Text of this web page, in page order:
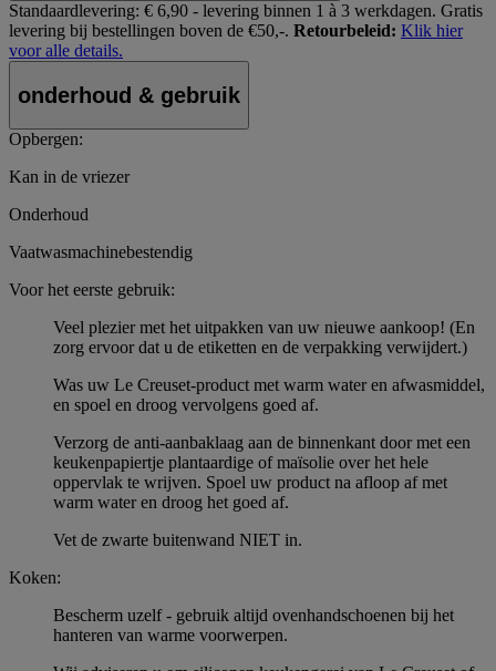
Standaardlevering: € 6,90 - levering binnen 1 à 3 werkdagen. Gratis
levering bij bestellingen boven de €50,-. Retourbeleid: Klik hier
voor alle details.
onderhoud & gebruik
Opbergen:
Kan in de vriezer
Onderhoud
Vaatwasmachinebestendig
Voor het eerste gebruik:
Veel plezier met het uitpakken van uw nieuwe aankoop! (En
zorg ervoor dat u de etiketten en de verpakking verwijdert.)
Was uw Le Creuset-product met warm water en afwasmiddel,
en spoel en droog vervolgens goed af.
Verzorg de anti-aanbaklaag aan de binnenkant door met een
keukenpapiertje plantaardige of maïsolie over het hele
oppervlak te wrijven. Spoel uw product na afloop af met
warm water en droog het goed af.
Vet de zwarte buitenwand NIET in.
Koken:
Bescherm uzelf - gebruik altijd ovenhandschoenen bij het
hanteren van warme voorwerpen.